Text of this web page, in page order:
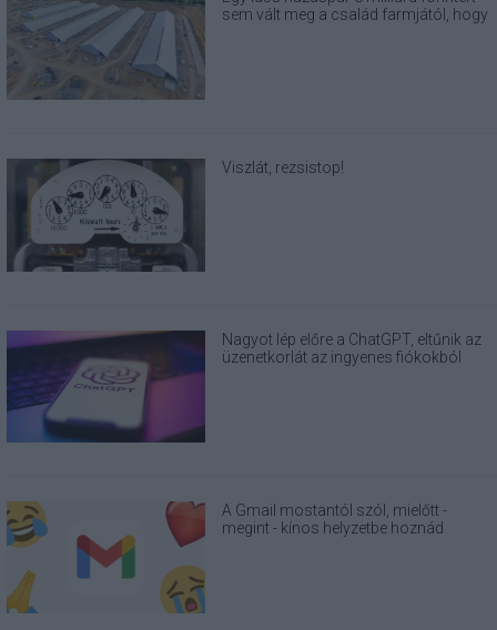
sem vált meg a család farmjától, hogy
Viszlát, rezsistop!
Nagyot lép előre a ChatGPT, eltűnik az
üzenetkorlát az ingyenes fiókokból
A Gmail mostantól szól, mielőtt -
megint - kínos helyzetbe hoznád